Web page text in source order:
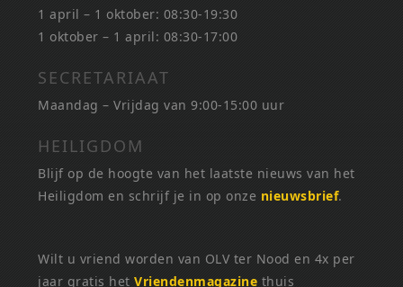
1 april – 1 oktober: 08:30-19:30
1 oktober – 1 april: 08:30-17:00
SECRETARIAAT
Maandag – Vrijdag van 9:00-15:00 uur
HEILIGDOM
Blijf op de hoogte van het laatste nieuws van het
Heiligdom en schrijf je in op onze nieuwsbrief.
Wilt u vriend worden van OLV ter Nood en 4x per
jaar gratis hetVriendenmagazine thuis